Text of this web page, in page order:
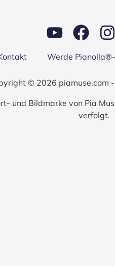
Wer­de
© 2026 piamuse.com
und Bildmarke von Pia
verfolgt.